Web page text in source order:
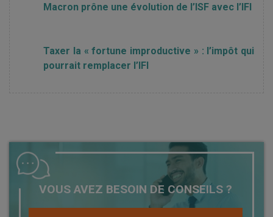
Macron prône une évolution de l’ISF avec l’IFI
Taxer la « fortune improductive » : l’impôt qui
pourrait remplacer l’IFI
VOUS AVEZ BESOIN DE CONSEILS ?